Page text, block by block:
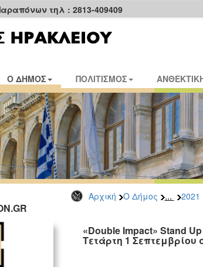
τηλ : 2813-409409
Ο ΔΗΜΟΣ ΠΟΛΙΤΙΣΜΟΣ
Αρχική Ο Δήμος ... 2021
«Double Impact» Stand
Τετάρτη 1 Σεπτεμβρίου